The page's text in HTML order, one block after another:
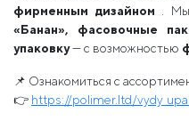
фирменным дизайном
.
«Банан», фасовочные
упаковку— с возможностью
📌 Ознакомиться с
👉 https://polimer.ltd/